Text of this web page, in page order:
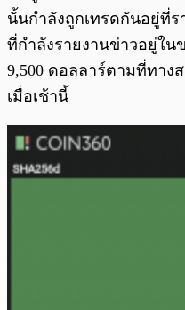
นั้นกำลังถูกเทรดกันอยู่ที่ร
ที่กำลังรายงานข่าวอยู่ใ
9,500 ดอลลาร์ตามที่ทาง
เมื่อเช้านี้